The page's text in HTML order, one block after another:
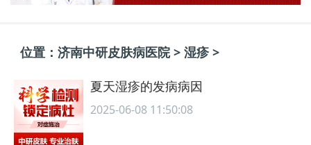
位置： 济南中研皮肤病医院> 湿疹>
夏天湿疹的发病病因
2025-06-08 11:50:08